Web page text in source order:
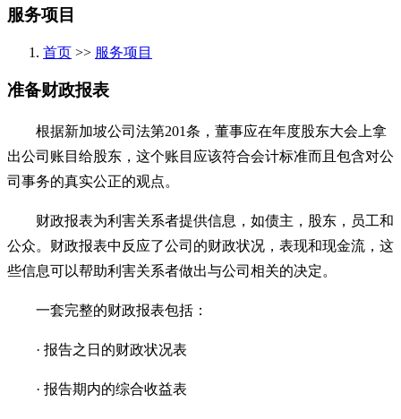
服务项目
首页 >> 服务项目
准备财政报表
根据新加坡公司法第201条， 董事应在年度股东大会上拿
出公司账目给股东，这个账目应该符合会计标准而且包含对公
司事务的真实公正的观点。
财政报表为利害关系者提供信息，如债主，股东，员工和
公众。财政报表中反应了公司的财政状况，表现和现金流，这
些信息可以帮助利害关系者做出与公司相关的决定。
一套完整的财政报表包括：
· 报告之日的财政状况表
· 报告期内的综合收益表